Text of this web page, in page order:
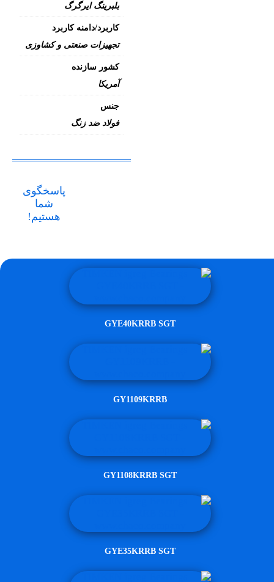
بلبرینگ ایرگرگ
کاربرد/دامنه کاربرد
تجهیزات صنعتی و کشاوزی
کشور سازنده
آمریکا
جنس
فولاد ضد زنگ
پاسخگوی
شما
هستیم!
GYE40KRRB SGT
GY1109KRRB
GY1108KRRB SGT
GYE35KRRB SGT